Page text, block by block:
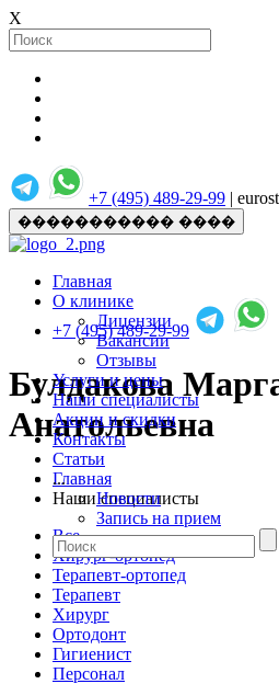
X
+7 (495) 489-29-99 |
����������� ����
Главная
О клинике
Лицензии
Вакансии
Отзывы
Услуги и цены
Наши специалисты
Акции и скидки
Контакты
Статьи
...
Новости
Запись на прием
+7 (495) 489-29-99
Булдакова
Анатольевна
Главная
Наши специалисты
Все
Хирург-ортопед
Терапевт-ортопед
Терапевт
Хирург
Ортодонт
Гигиенист
Персонал